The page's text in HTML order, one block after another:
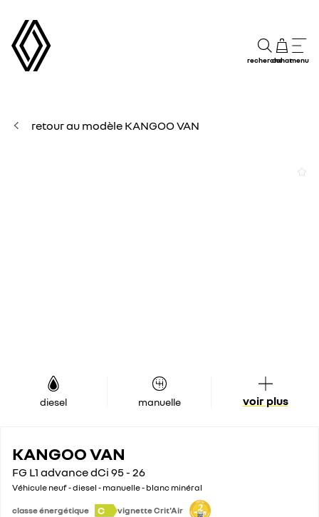
rechercheachatmenu
retour au modèle KANGOO VAN
diesel manuelle voir plus
KANGOO VAN
FG L1 advance dCi 95 - 26
Véhicule neuf - diesel - manuelle - blanc minéral
classe énergétique C vignette Crit'Air